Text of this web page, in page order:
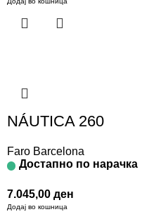
NÁUTICA 260
Faro Barcelona
Достапно по нарачка
7.045,00 ден
Додај во кошница